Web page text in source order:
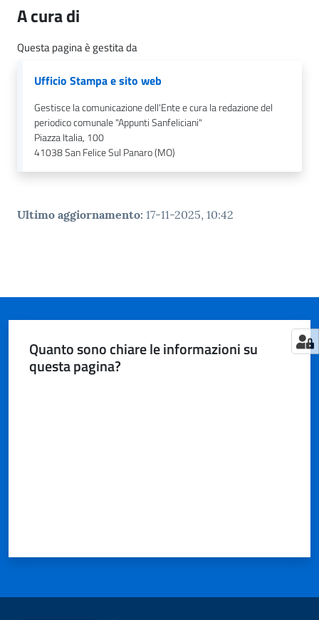
l
i
n
Sportello
telematico
SUE
Tutti
argomenti...
A cura di
Questa pagina è gestita da
Ufficio Stampa e sito web
Gestisce la comunicazione dell'Ente e cura la redazione del
periodico comunale "Appunti Sanfeliciani"
Piazza Italia, 100
41038San Felice Sul Panaro (MO)
Ultimo aggiornamento: 17-11-2025, 10:42
Quanto sono chiare le informazioni su
questa pagina?